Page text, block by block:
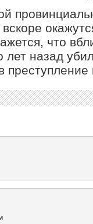
что
лет назад